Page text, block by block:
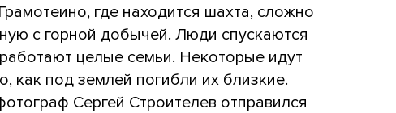
где находится шахта, сложно
с горной добычей. Люди спускаются
целые семьи. Некоторые идут
как под землей погибли их близкие.
Сергей Строителев отправился